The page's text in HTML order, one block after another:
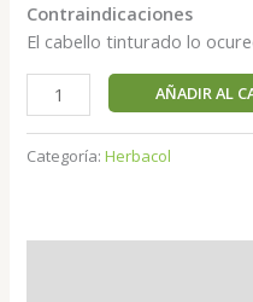
Contraindicaciones
El cabello tinturado lo
AÑADIR AL
Categoría:Herbacol